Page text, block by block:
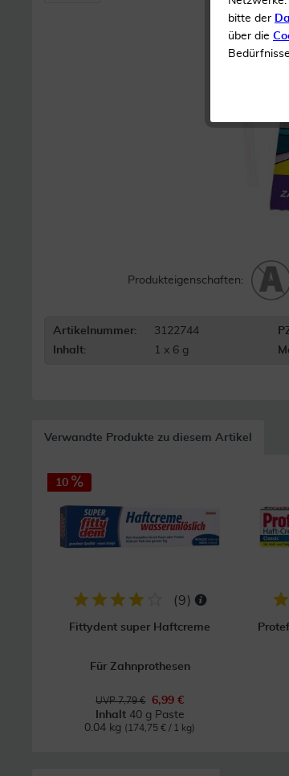
Produkteigenschaften:
Artikelnummer: 3122744
Inhalt:
1 x 6 g
Verwandte Produkte zu diesem Artikel
10
(9)
Fittydent super Haftcreme
Für Zahnprothesen
UVP 7,79 €
6,99 €
Inhalt 40 g Paste
0.04 kg (174,75 € / 1 kg)
bitte der
über die